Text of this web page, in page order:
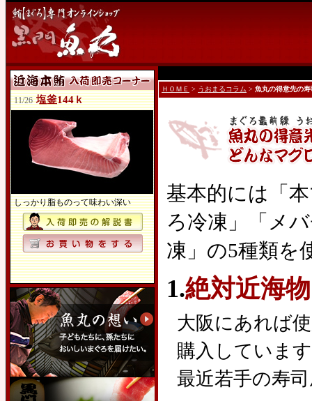
11/26 塩釜144ｋ
しっかり脂ものって味わい深い
ＨＯＭＥ > うおまるコラム > 魚丸の得意先の
基本的には「
ろ冷凍」「メ
凍」の5種類を
1.絶対近海物
大阪にあれば
購入していま
最近若手の寿